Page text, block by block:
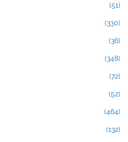
(51)
(330)
(36)
(348)
(72)
(52)
(464)
(132)